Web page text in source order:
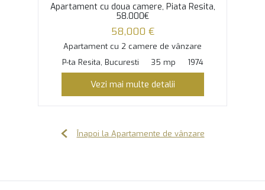
Apartament cu doua camere, Piata Resita,
58.000€
58,000 €
Apartament cu 2 camere de vânzare
P-ta Resita, Bucuresti
35 mp 1974
Vezi mai multe detalii
Înapoi la Apartamente de vânzare